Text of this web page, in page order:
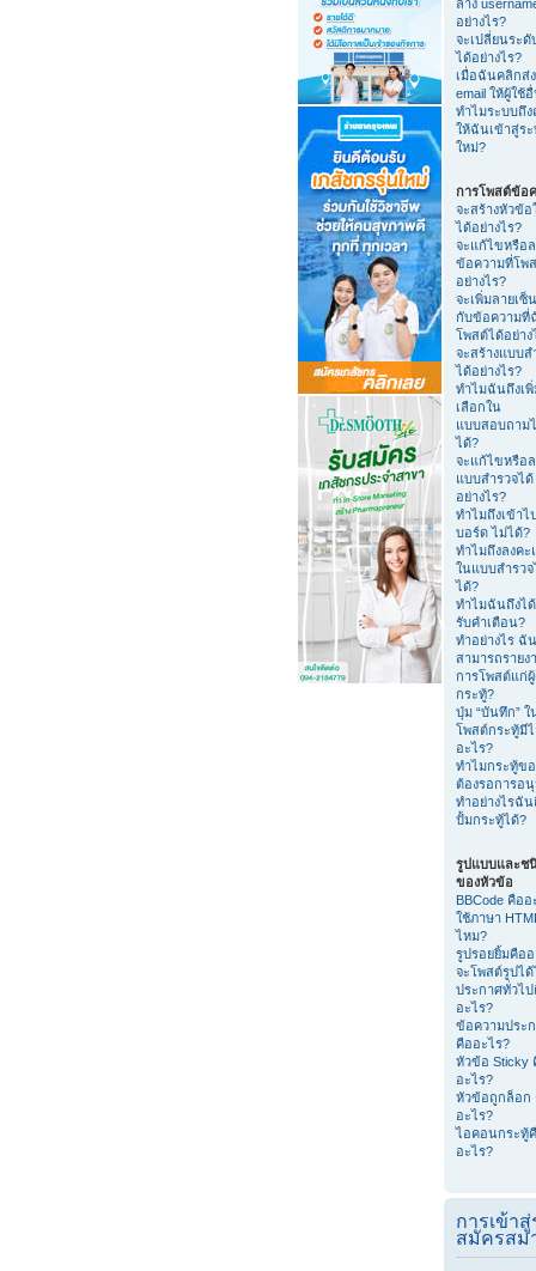
ล่าง
อย่างไร?
จะเปลี่ยนระ
ได้อย่างไร?
เมื่อฉันคลิกส่ง
email ให้ผู้ใช้
ทำไมระบบถึง
ให้ฉันเข้าสู่ร
ใหม่?
การโพสต์ข้อ
จะสร้างหัวข้อ
ได้อย่างไร?
จะแก้ไขหรือ
ข้อความที่โพ
อย่างไร?
จะเพิ่มลายเซ็
กับข้อความที่
โพสต์ได้อย่าง
จะสร้างแบบส
ได้อย่างไร?
ทำไมฉันถึงเ
เลือกใน
แบบสอบถาม
ได้?
จะแก้ไขหรือ
แบบสำรวจได้
อย่างไร?
ทำไมถึงเข้าไ
บอร์ด ไม่ได้?
ทำไมถึงลงค
ในแบบสำรวจ
ได้?
ทำไมฉันถึงได้
รับคำเตือน?
ทำอย่างไร ฉั
สามารถรายง
การโพสต์แก่
กระทู้?
ปุ่ม “บันทึก” ใ
โพสต์กระทู้มี
อะไร?
ทำไมกระทู้ข
ต้องรอการอ
ทำอย่างไรฉัน
ปั้มกระทู้ได้?
รูปแบบและช
ของหัวข้อ
BBCode คืออ
ใช้ภาษา
ไหม?
รูปรอยยิ้มคืออ
จะโพสต์รูปไ
ประกาศทั่วไ
อะไร?
ข้อความประ
คืออะไร?
หัวข้อ Sticky
อะไร?
หัวข้อถูกล็อก
อะไร?
ไอคอนกระทู้
อะไร?
การเข้า
สมัครสม